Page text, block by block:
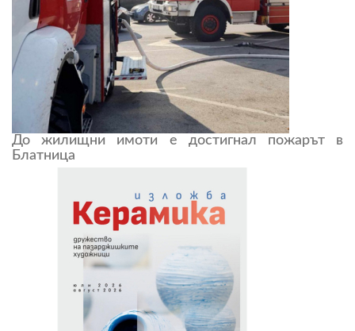
До жилищни имоти е достигнал пожарът в
Блатница